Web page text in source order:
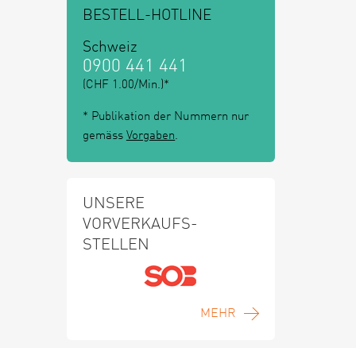
BESTELL-HOTLINE
Schweiz
0900 441 441
(CHF 1.00/Min.)*
* Publikation der Nummern nur
gemäss Vorgaben.
UNSERE
VORVERKAUFS-
STELLEN
MEHR